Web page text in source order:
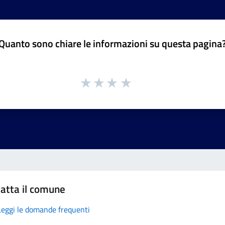
sono chiare le informazioni su questa
il comune
le domande frequenti